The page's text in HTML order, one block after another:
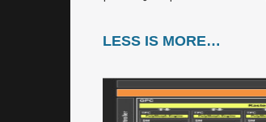
LESS IS MORE…